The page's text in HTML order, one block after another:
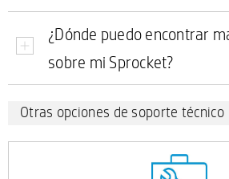
¿Dónde puedo encontrar
sobre mi Sprocket?
Otras opciones de soporte técnico